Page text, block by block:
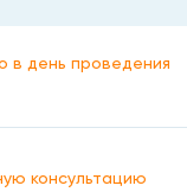
в день проведения
консультацию